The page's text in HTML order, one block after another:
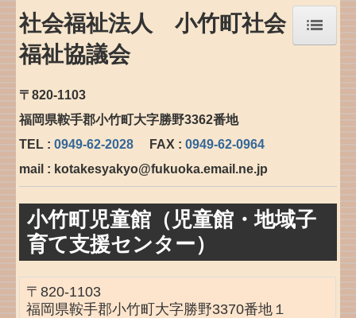
ホーム
社会福祉協議会について
事業内容
お知らせ
福祉巡回バス
社協だより
お問合せ
社会福祉法人 小竹町社会
福祉協議会
〒820-1103
福岡県鞍手郡小竹町大字勝野3362番地
TEL :0949-62-2028 FAX :0949-62-0964
mail : kotakesyakyo@fukuoka.email.ne.jp
小竹町児童館（児童館・地域子
育て支援センター）
〒820-1103
福岡県鞍手郡小竹町大字勝野3370番地１